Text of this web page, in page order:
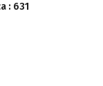
: 631